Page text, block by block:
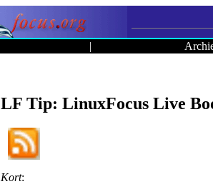
|
LF Tip: LinuxFocus Live
Kort: